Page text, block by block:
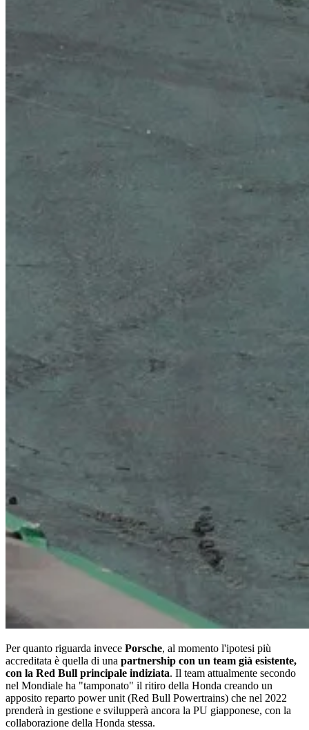
Per quanto riguarda invece Porsche, al momento l'ipotesi più
accreditata è quella di una partnership con un team già esistente,
con la Red Bull principale indiziata. Il team attualmente secondo
nel Mondiale ha "tamponato" il ritiro della Honda creando un
apposito reparto power unit (Red Bull Powertrains) che nel 2022
prenderà in gestione e svilupperà ancora la PU giapponese, con la
collaborazione della Honda stessa.